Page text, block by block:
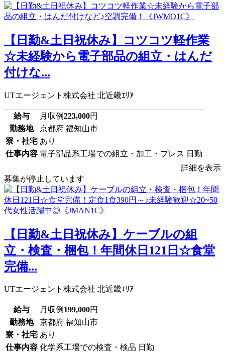
【日勤&土日祝休み】コツコツ軽作業
☆未経験から電子部品の組立・はんだ
付けな...
UTエージェント株式会社 北近畿ｴﾘｱ
給与 月収例223,000円
勤務地
京都府 福知山市
寮・社宅 あり
仕事内容 電子部品系工場での組立・加工・プレス 日勤
詳細を表示
募集が停止しています
【日勤&土日祝休み】ケーブルの組
立・検査・梱包！年間休日121日☆食堂
完備...
UTエージェント株式会社 北近畿ｴﾘｱ
給与 月収例 199,000円
勤務地
京都府 福知山市
寮・社宅 あり
仕事内容 化学系工場での検査・検品 日勤